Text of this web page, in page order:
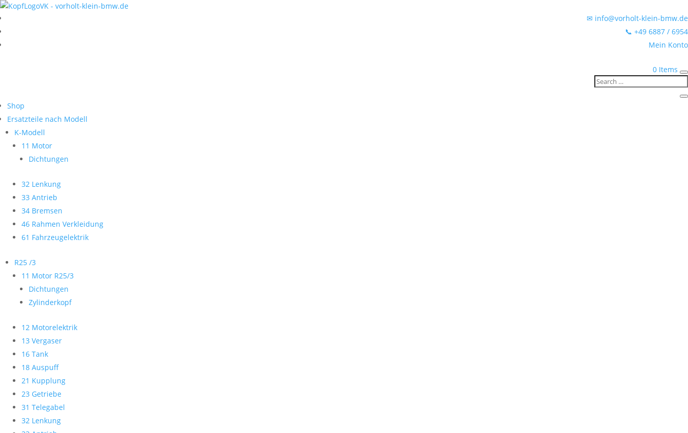
✉ info@vorholt-klein-bmw.de
📞 +49 6887 / 6954
Mein Konto
0 Items
Shop
Ersatzteile nach Modell
K-Modell
11 Motor
Dichtungen
32 Lenkung
33 Antrieb
34 Bremsen
46 Rahmen Verkleidung
61 Fahrzeugelektrik
R25 /3
11 Motor R25/3
Dichtungen
Zylinderkopf
12 Motorelektrik
13 Vergaser
16 Tank
18 Auspuff
21 Kupplung
23 Getriebe
31 Telegabel
32 Lenkung